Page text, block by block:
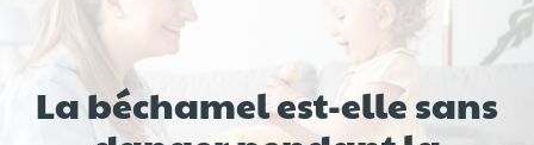
La béchamel est-elle sans